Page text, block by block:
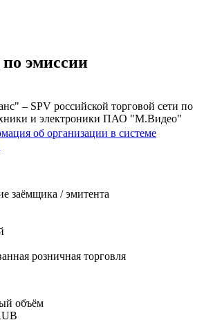
эмиссии
– SPV российской торговой сети по
и электроники ПАО "М.Видео"
об организации в системе
заёмщика / эмитента
розничная торговля